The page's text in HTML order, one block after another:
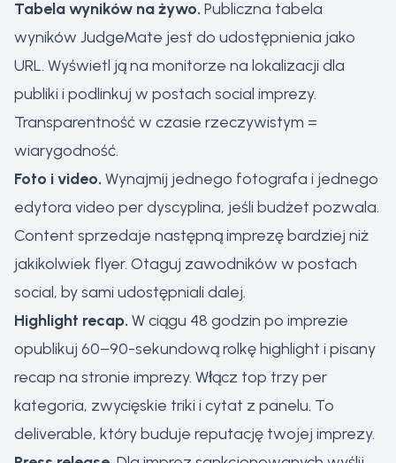
Tabela wyników na żywo. Publiczna tabela
wyników JudgeMate jest do udostępnienia jako
URL. Wyświetl ją na monitorze na lokalizacji dla
publiki i podlinkuj w postach social imprezy.
Transparentność w czasie rzeczywistym =
wiarygodność.
Foto i video. Wynajmij jednego fotografa i jednego
edytora video per dyscyplina, jeśli budżet pozwala.
Content sprzedaje następną imprezę bardziej niż
jakikolwiek flyer. Otaguj zawodników w postach
social, by sami udostępniali dalej.
Highlight recap. W ciągu 48 godzin po imprezie
opublikuj 60–90-sekundową rolkę highlight i pisany
recap na stronie imprezy. Włącz top trzy per
kategoria, zwycięskie triki i cytat z panelu. To
deliverable, który buduje reputację twojej imprezy.